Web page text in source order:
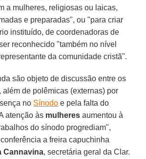
a mulheres, religiosas ou laicas,
e preparadas", ou "para criar
instituído, de coordenadoras de
reconhecido "também no nível
da comunidade cristã".
são objeto de discussão entre os
, além de polêmicas (externas) por
no Sínodo e pela falta do
atenção às mulheres aumentou à
do sínodo progrediam",
a freira capuchinha
Cannavina, secretária geral da Clar.